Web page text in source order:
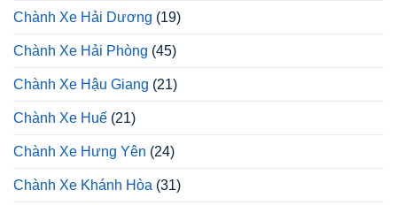
Chành Xe Hải Dương (19)
Chành Xe Hải Phòng (45)
Chành Xe Hậu Giang (21)
Chành Xe Huế (21)
Chành Xe Hưng Yên (24)
Chành Xe Khánh Hòa (31)